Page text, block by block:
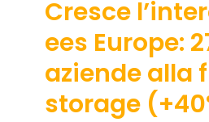
Cresce
ees Europe:
aziende alla
storage